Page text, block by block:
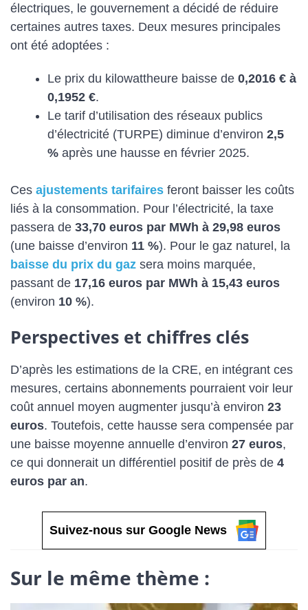
électriques, le gouvernement a décidé de réduire
certaines autres taxes. Deux mesures principales
ont été adoptées :
Le prix du kilowattheure baisse de 0,2016 € à
0,1952 €.
Le tarif d’utilisation des réseaux publics
d’électricité (TURPE) diminue d’environ 2,5
% après une hausse en février 2025.
Ces ajustements tarifaires feront baisser les coûts
liés à la consommation. Pour l’électricité, la taxe
passera de 33,70 euros par MWh à 29,98 euros
(une baisse d’environ 11 %). Pour le gaz naturel, la
baisse du prix du gaz sera moins marquée,
passant de 17,16 euros par MWh à 15,43 euros
(environ 10 %).
Perspectives et chiffres clés
D’après les estimations de la CRE, en intégrant ces
mesures, certains abonnements pourraient voir leur
coût annuel moyen augmenter jusqu’à environ 23
euros. Toutefois, cette hausse sera compensée par
une baisse moyenne annuelle d’environ 27 euros,
ce qui donnerait un différentiel positif de près de 4
euros par an.
Suivez-nous sur Google News
Sur le même thème :